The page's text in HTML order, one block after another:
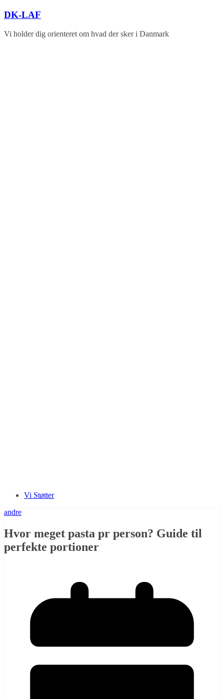
Skip
content
DK-LAF
Vi holder dig orienteret om hvad der sker i Danmark
Vi Støtter
andre
Hvor meget pasta pr person? Guide til
perfekte portioner